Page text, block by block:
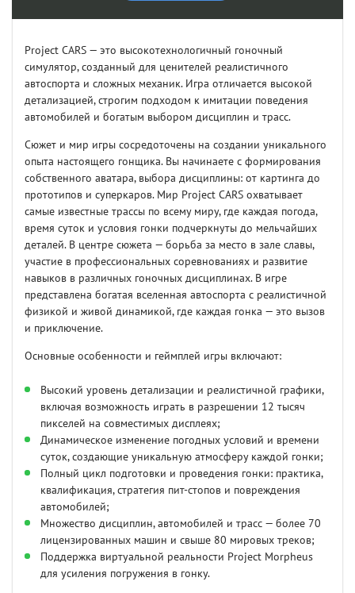
Project CARS — это высокотехнологичный гоночный
симулятор, созданный для ценителей реалистичного
автоспорта и сложных механик. Игра отличается высокой
детализацией, строгим подходом к имитации поведения
автомобилей и богатым выбором дисциплин и трасс.
Сюжет и мир игры сосредоточены на создании уникального
опыта настоящего гонщика. Вы начинаете с формирования
собственного аватара, выбора дисциплины: от картинга до
прототипов и суперкаров. Мир Project CARS охватывает
самые известные трассы по всему миру, где каждая погода,
время суток и условия гонки подчеркнуты до мельчайших
деталей. В центре сюжета — борьба за место в зале славы,
участие в профессиональных соревнованиях и развитие
навыков в различных гоночных дисциплинах. В игре
представлена богатая вселенная автоспорта с реалистичной
физикой и живой динамикой, где каждая гонка — это вызов
и приключение.
Основные особенности и геймплей игры включают:
Высокий уровень детализации и реалистичной графики,
включая возможность играть в разрешении 12 тысяч
пикселей на совместимых дисплеях;
Динамическое изменение погодных условий и времени
суток, создающие уникальную атмосферу каждой гонки;
Полный цикл подготовки и проведения гонки: практика,
квалификация, стратегия пит-стопов и повреждения
автомобилей;
Множество дисциплин, автомобилей и трасс — более 70
лицензированных машин и свыше 80 мировых треков;
Поддержка виртуальной реальности Project Morpheus
для усиления погружения в гонку.